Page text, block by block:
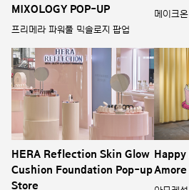
MIXOLOGY POP-UP
프리메라 파워풀 믹솔로지 팝업
메이크
HERA Reflection Skin Glow
Cushion Foundation Pop-up
Store
Amore